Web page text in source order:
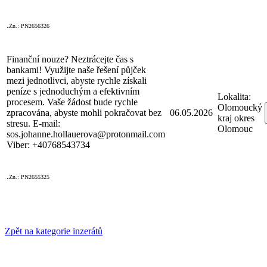
.Zn.: PN2656326
Finanční nouze? Neztrácejte čas s
bankami! Využijte naše řešení půjček
mezi jednotlivci, abyste rychle získali
peníze s jednoduchým a efektivním
procesem. Vaše žádost bude rychle
zpracována, abyste mohli pokračovat bez
stresu. E-mail:
sos.johanne.hollauerova@protonmail.com
Viber: +40768543734
.Zn.: PN2655325
06.05.2026
Lokalita:
Olomoucký
kraj okres
Olomouc
Zpět na kategorie inzerátů